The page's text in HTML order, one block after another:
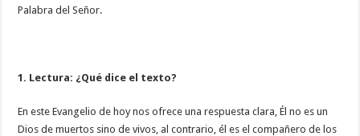
Palabra del Señor.
1. Lectura: ¿Qué dice el texto?
En este Evangelio de hoy nos ofrece una respuesta clara, Él no es un
Dios de muertos sino de vivos, al contrario, él es el compañero de los